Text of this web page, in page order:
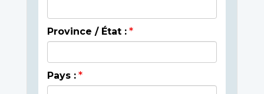
Province / État :
Pays :